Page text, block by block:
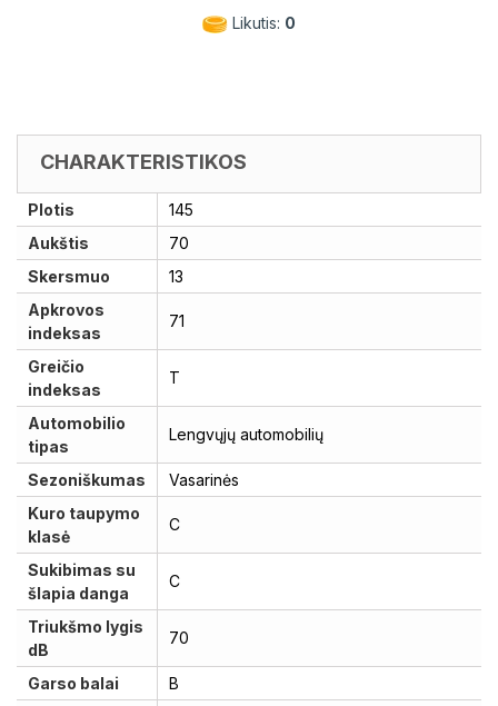
Likutis: 0
CHARAKTERISTIKOS
Plotis
145
Aukštis
70
Skersmuo
13
Apkrovos
indeksas
71
Greičio
indeksas
T
Automobilio
tipas
Lengvųjų automobilių
Sezoniškumas
Vasarinės
Kuro taupymo
klasė
C
Sukibimas su
šlapia danga
C
Triukšmo lygis
dB
70
Garso balai
B